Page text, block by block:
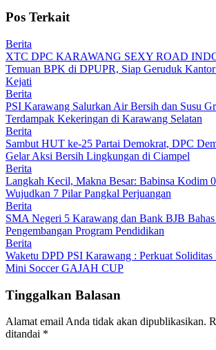
Pos Terkait
Berita
XTC DPC KARAWANG SEXY ROAD
Temuan BPK di DPUPR, Siap Geruduk
Kejati
Berita
PSI Karawang Salurkan Air Bersih dan Susu
Terdampak Kekeringan di Karawang Selatan
Berita
Sambut HUT ke-25 Partai Demokrat, DPC
Gelar Aksi Bersih Lingkungan di Ciampel
Berita
Langkah Kecil, Makna Besar: Babinsa Kodim
Wujudkan 7 Pilar Pangkal Perjuangan
Berita
SMA Negeri 5 Karawang dan Bank BJB
Pengembangan Program Pendidikan
Berita
Waketu DPD PSI Karawang : Perkuat Soliditas
Mini Soccer GAJAH CUP
Tinggalkan Balasan
Alamat email Anda tidak akan dipublikasikan.
ditandai *